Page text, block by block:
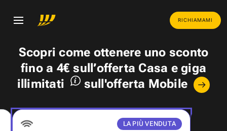
RICHIAMAMI
Scopri come ottenere uno sconto
fino a 4€ sull’offerta Casa egiga
illimitati
sull'offerta Mobile
LA PIÙ VENDUTA